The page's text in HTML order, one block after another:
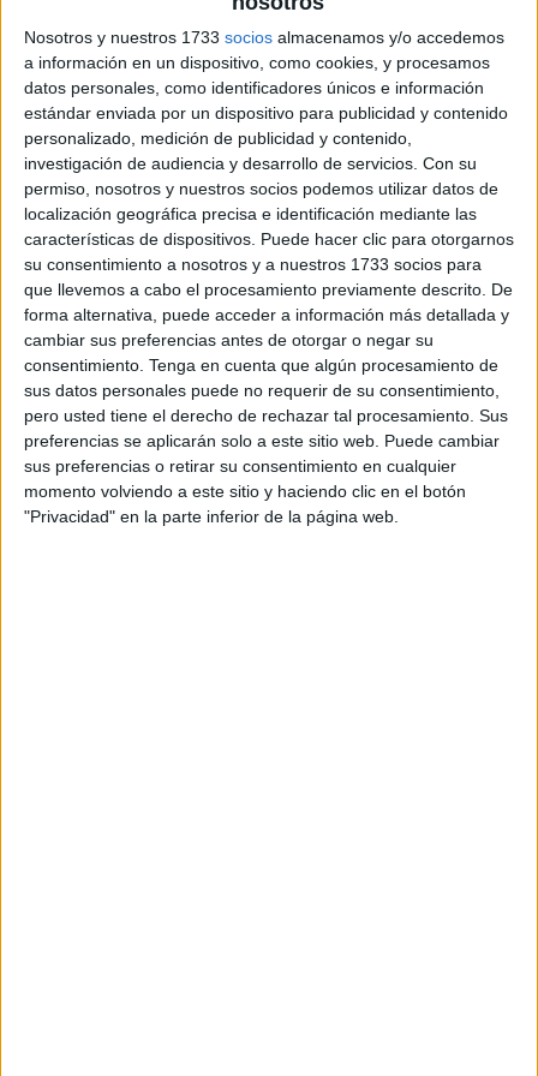
Nosotros y nuestros 1733 socios almacenamos y/o accedemos
a información en un dispositivo, como cookies, y procesamos
datos personales, como identificadores únicos e información
estándar enviada por un dispositivo para publicidad y contenido
personalizado, medición de publicidad y contenido,
investigación de audiencia y desarrollo de servicios. Con su
permiso, nosotros y nuestros socios podemos utilizar datos de
localización geográfica precisa e identificación mediante las
características de dispositivos. Puede hacer clic para otorgarnos
su consentimiento a nosotros y a nuestros 1733 socios para
que llevemos a cabo el procesamiento previamente descrito. De
forma alternativa, puede acceder a información más detallada y
cambiar sus preferencias antes de otorgar o negar su
consentimiento. Tenga en cuenta que algún procesamiento de
sus datos personales puede no requerir de su consentimiento,
pero usted tiene el derecho de rechazar tal procesamiento. Sus
preferencias se aplicarán solo a este sitio web. Puede cambiar
sus preferencias o retirar su consentimiento en cualquier
momento volviendo a este sitio y haciendo clic en el botón
"Privacidad" en la parte inferior de la página web.
Pulsa sobre el enlace para descargar el
archivo: